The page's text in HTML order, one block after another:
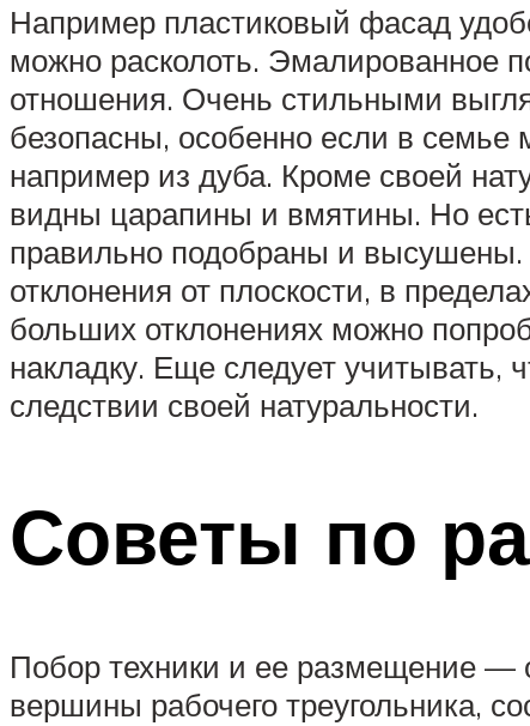
Например пластиковый фасад
можно расколоть. Эмалированное
отношения. Очень стильными
безопасны, особенно если в
например из дуба. Кроме своей
видны царапины и вмятины. Но
правильно подобраны и
отклонения от плоскости, в
больших отклонениях можно
накладку. Еще следует учитывать,
следствии своей натуральности.
Советы по
Побор техники и ее размещение —
вершины рабочего треугольника,